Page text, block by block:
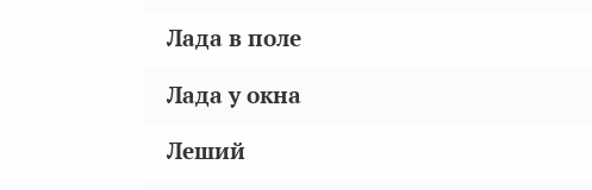
Лада в поле
Лада у окна
Леший